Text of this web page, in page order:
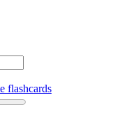
flashcards